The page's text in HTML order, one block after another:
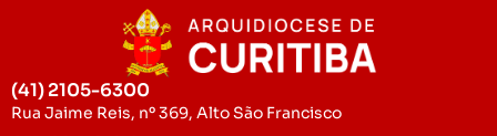
(41) 2105-6300
Rua Jaime Reis, nº 369, Alto São Francisco